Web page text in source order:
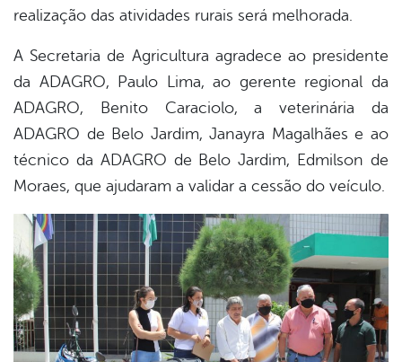
realização das atividades rurais será melhorada.
A Secretaria de Agricultura agradece ao presidente
da ADAGRO, Paulo Lima, ao gerente regional da
ADAGRO, Benito Caraciolo, a veterinária da
ADAGRO de Belo Jardim, Janayra Magalhães e ao
técnico da ADAGRO de Belo Jardim, Edmilson de
Moraes, que ajudaram a validar a cessão do veículo.